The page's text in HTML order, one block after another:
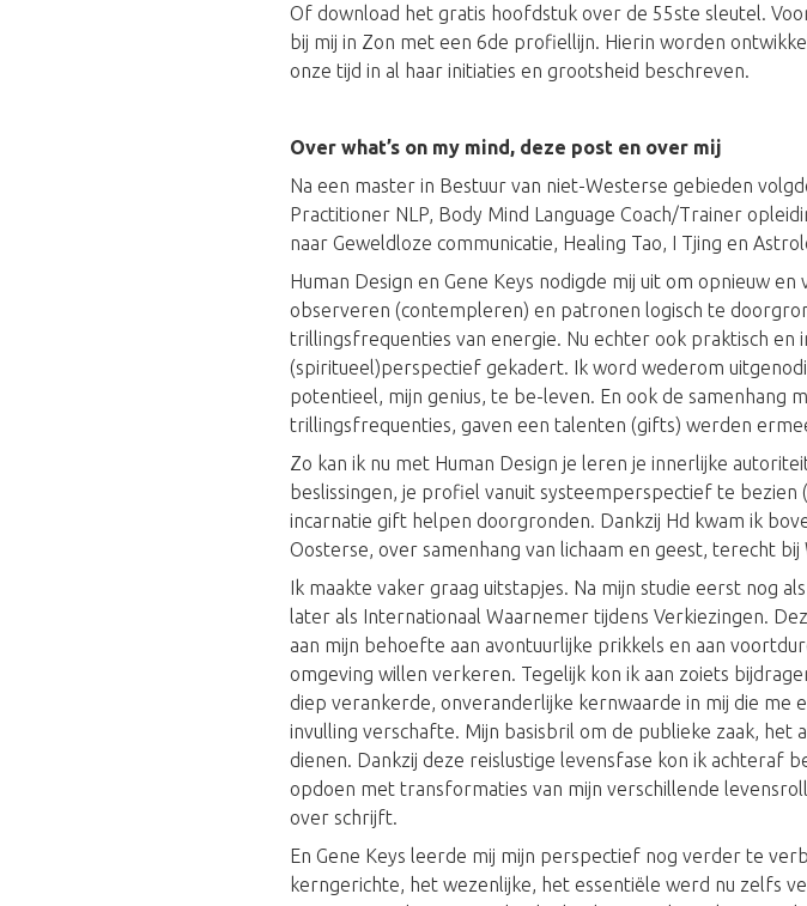
Of download het gratis hoofdstuk over de 55ste sleutel.
bij mij in Zon met een 6de profiellijn. Hierin worden
onze tijd in al haar initiaties en grootsheid beschreven.
Over what’s on my mind, deze post en over mij
Na een master in Bestuur van niet-Westerse gebieden
Practitioner NLP, Body Mind Language Coach/Trainer
naar Geweldloze communicatie, Healing Tao, I Tjing en
Human Design en Gene Keys nodigde mij uit om opnieuw
observeren (contempleren) en patronen logisch te
trillingsfrequenties van energie. Nu echter ook praktisch en
(spiritueel)perspectief gekadert. Ik word wederom
potentieel, mijn genius, te be-leven. En ook de samenhang
trillingsfrequenties, gaven een talenten (gifts) werden
Zo kan ik nu met Human Design je leren je innerlijke
beslissingen, je profiel vanuit systeemperspectief te bezien
incarnatie gift helpen doorgronden. Dankzij Hd kwam ik
Oosterse, over samenhang van lichaam en geest, terecht
Ik maakte vaker graag uitstapjes. Na mijn studie eerst nog
later als Internationaal Waarnemer tijdens Verkiezingen.
aan mijn behoefte aan avontuurlijke prikkels en aan
omgeving willen verkeren. Tegelijk kon ik aan zoiets
diep verankerde, onveranderlijke kernwaarde in mij die me
invulling verschafte. Mijn basisbril om de publieke zaak, het
dienen. Dankzij deze reislustige levensfase kon ik achteraf
opdoen met transformaties van mijn verschillende
over schrijft.
En Gene Keys leerde mij mijn perspectief nog verder te
kerngerichte, het wezenlijke, het essentiële werd nu zelfs